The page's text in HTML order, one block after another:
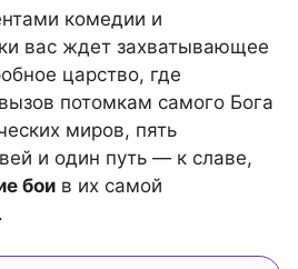
комедии и
вас ждет захватывающее
царство, где
потомкам самого Бога
миров, пять
и один путь — к славе,
бои в их самой